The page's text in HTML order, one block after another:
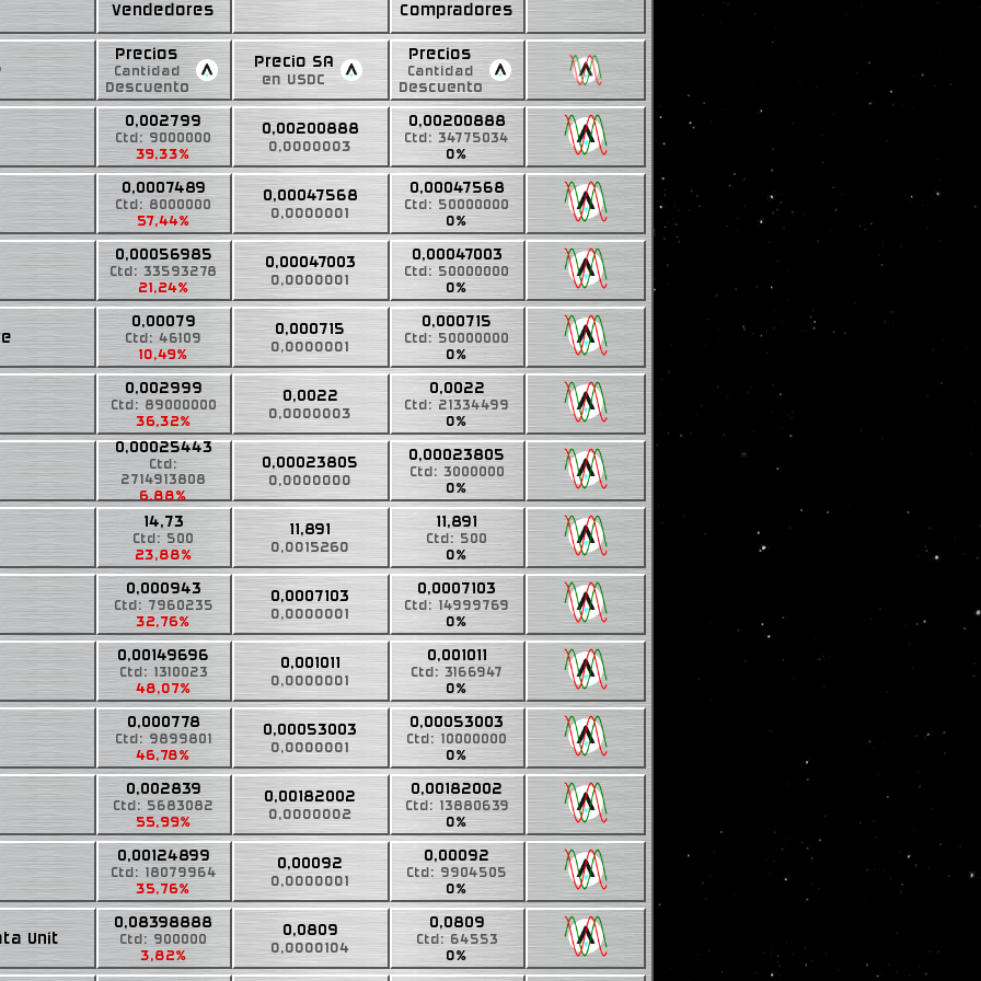
Vendedores Compradores
Precios
Cantidad
Descuento
Precio SA
en USDC
Precios
Cantidad
Descuento
0,002799
Ctd: 9000000
39,33%
0,00200888
0,0000003
0,00200888
Ctd: 34775034
0%
0,0007489
Ctd: 8000000
57,44%
0,00047568
0,0000001
0,00047568
Ctd: 50000000
0%
0,00056985
Ctd: 33593278
21,24%
0,00047003
0,0000001
0,00047003
Ctd: 50000000
0%
0,00079
Ctd: 46109
10,49%
0,000715
0,0000001
0,000715
Ctd: 50000000
0%
0,002999
Ctd: 89000000
36,32%
0,0022
0,0000003
0,0022
Ctd: 21334499
0%
0,00025443
Ctd:
2714913808
6,88%
0,00023805
0,0000000
0,00023805
Ctd: 3000000
0%
14,73
Ctd: 500
23,88%
11,891
0,0015260
11,891
Ctd: 500
0%
0,000943
Ctd: 7960235
32,76%
0,0007103
0,0000001
0,0007103
Ctd: 14999769
0%
0,00149696
Ctd: 1310023
48,07%
0,001011
0,0000001
0,001011
Ctd: 3166947
0%
0,000778
Ctd: 9899801
46,78%
0,00053003
0,0000001
0,00053003
Ctd: 10000000
0%
0,002839
Ctd: 5683082
55,99%
0,00182002
0,0000002
0,00182002
Ctd: 13880639
0%
0,00124899
Ctd: 18079964
35,76%
0,00092
0,0000001
0,00092
Ctd: 9904505
0%
Unit
0,08398888
Ctd: 900000
3,82%
0,0809
0,0000104
0,0809
Ctd: 64553
0%